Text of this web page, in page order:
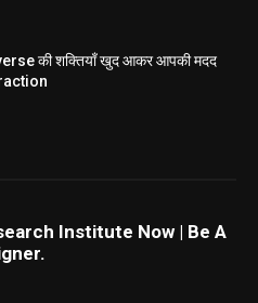
की शक्तियाँ खुद आकर आपकी मदद
Institute Now | Be A